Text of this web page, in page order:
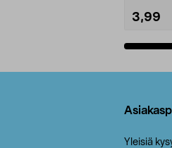
3,99
Yleisiä